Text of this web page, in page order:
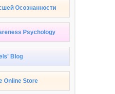
Осознанности
Psychology
Blog
Online Store